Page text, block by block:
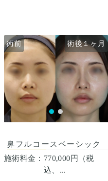
術前 術後１ヶ月
術前 術後１ヶ月
鼻フルコースベーシック
施術料金： 770,000円（税
込、...